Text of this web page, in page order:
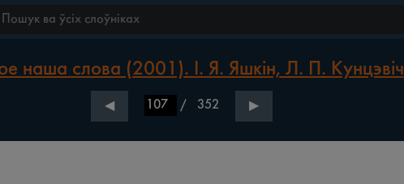
наша слова (2001). І. Я. Яшкін, Л. П. Кунцэвіч
◀ / 352 ▶